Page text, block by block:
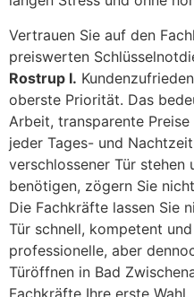
Vertrauen Sie auf den
preiswerten
Rostrup I.
oberste Priorität. Das
Arbeit, transparente
jeder Tages- und
verschlossener Tür stehen
benötigen, zögern Sie
Die Fachkräfte lassen Sie
Tür schnell, kompetent
professionelle, aber
Türöffnen in Bad
Fachkräfte Ihre erste Wahl.